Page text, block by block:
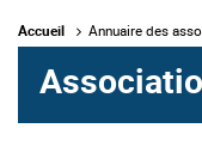
Accueil Annuaire des